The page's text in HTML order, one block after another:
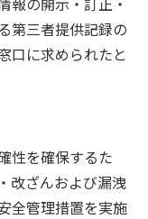
第三者提供記録の
口に求められたと
性を確保するた
改ざんおよび漏洩
全管理措置を実施